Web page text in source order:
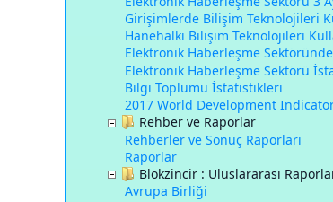
Girişimlerde Bilişim Teknolojileri
Hanehalkı Bilişim Teknolojileri
Elektronik Haberleşme
Elektronik Haberleşme Sektörü
Bilgi Toplumu İstatistikleri
2017 World Development
Rehber ve Raporlar
Rehberler ve Sonuç Raporları
Raporlar
Blokzincir : Uluslararası
Avrupa Birliği